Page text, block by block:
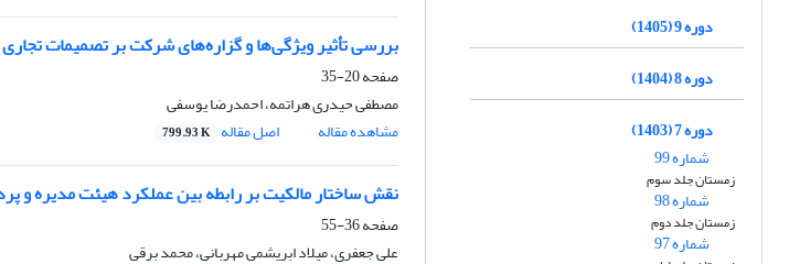
بررسی تأثیر ویژگی‌ها و گزاره‌های شرکت بر تصمیمات تجاری
صفحه20-35
مصطفی حیدری هراتمه، احمدرضا یوسفی
مشاهده مقاله
اصل مقاله 799.93 K
نقش ساختار مالکیت بر رابطه بین عملکرد هیئت مدیره
صفحه36-55
علی جعفری، میلاد ابریشمی مهربانی، محمد برقی
دوره 9 (1405)
دوره 8 (1404)
دوره 7 (1403)
شماره 99
زمستان جلد سوم
شماره 98
زمستان جلد دوم
شماره 97